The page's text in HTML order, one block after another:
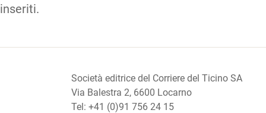
inseriti.
Società editrice del Corriere del Ticino SA
Via Balestra 2, 6600 Locarno
Tel: +41 (0)91 756 24 15